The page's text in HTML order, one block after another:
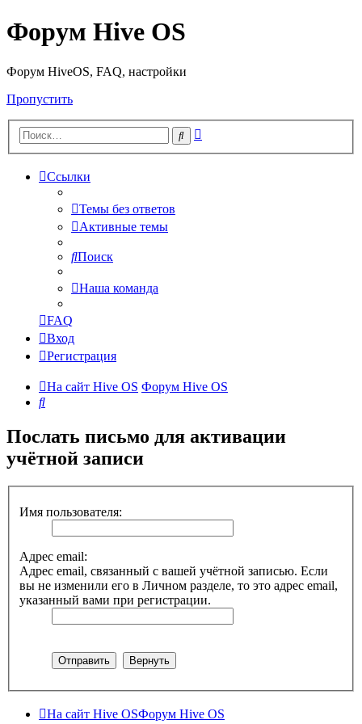
Форум Hive OS
Форум HiveOS, FAQ, настройки
Пропустить
Поиск
Ссылки
Темы без ответов
Активные темы
Поиск
Наша команда
FAQ
Вход
Регистрация
На сайт Hive OS Форум Hive OS
Поиск
Послать письмо для активации
учётной записи
Имя пользователя:
Адрес email:
Адрес email, связанный с вашей учётной записью. Если
вы не изменили его в Личном разделе, то это адрес email,
указанный вами при регистрации.
На сайт Hive OSФорум Hive OS